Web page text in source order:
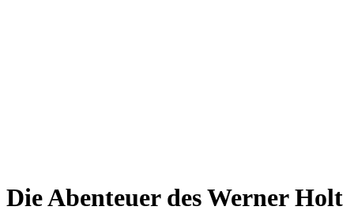
Die Abenteuer des Werner Holt